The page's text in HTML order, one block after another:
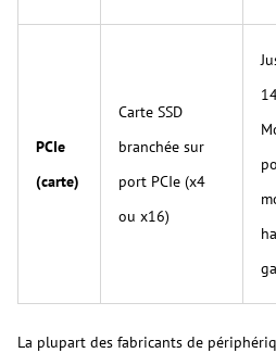
PCIe
(carte)
Carte SSD
branchée sur
port PCIe (x4
ou x16)
La plupart des fabricants de